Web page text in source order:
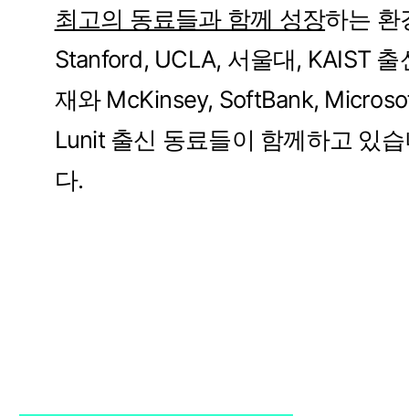
최고의 ​동료들과 함께 성장하는 환
Stanford, UCLA, 서울대, KAIST 출
재와 McKinsey, SoftBank,
Lunit 출신 동료들이 함께하고 있
다.